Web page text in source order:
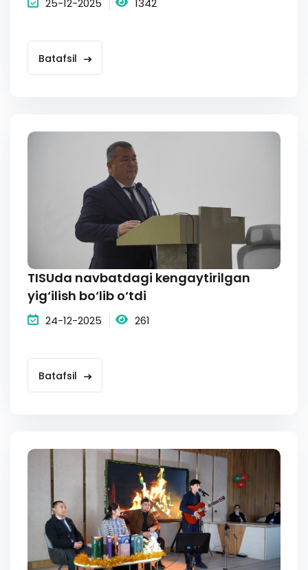
25-12-2025 1342
Batafsil
TISUda navbatdagi kengaytirilgan
yig‘ilish bo‘lib o‘tdi
24-12-2025 261
Batafsil